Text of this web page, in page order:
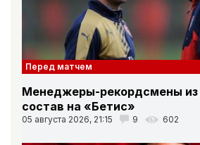
Перед матчем
Менеджеры-рекордсмены из
состав на «Бетис»
05 августа 2026, 21:15 9 602